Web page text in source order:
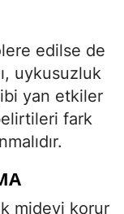
edilse de
uykusuzluk
yan etkiler
fark
mideyi korur